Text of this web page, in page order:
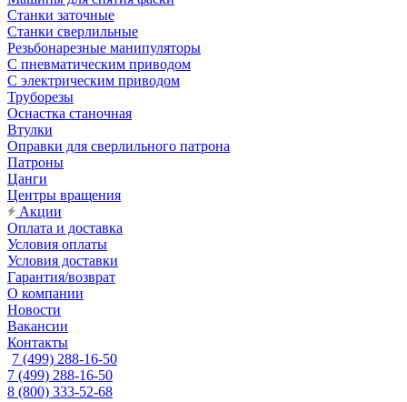
Станки заточные
Станки сверлильные
Резьбонарезные манипуляторы
С пневматическим приводом
С электрическим приводом
Труборезы
Оснастка станочная
Втулки
Оправки для сверлильного патрона
Патроны
Цанги
Центры вращения
Акции
Оплата и доставка
Условия оплаты
Условия доставки
Гарантия/возврат
О компании
Новости
Вакансии
Контакты
7 (499) 288-16-50
7 (499) 288-16-50
8 (800) 333-52-68